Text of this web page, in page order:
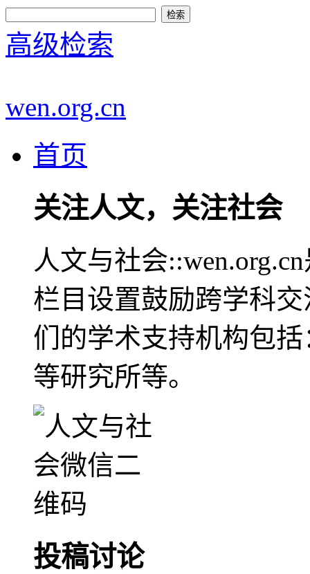
高级检索
wen.org.cn
首页
关注人文，关注社会
人文与社会
栏目设置鼓励跨学科
们的学术支持机构包
等研究所等。
投稿讨论